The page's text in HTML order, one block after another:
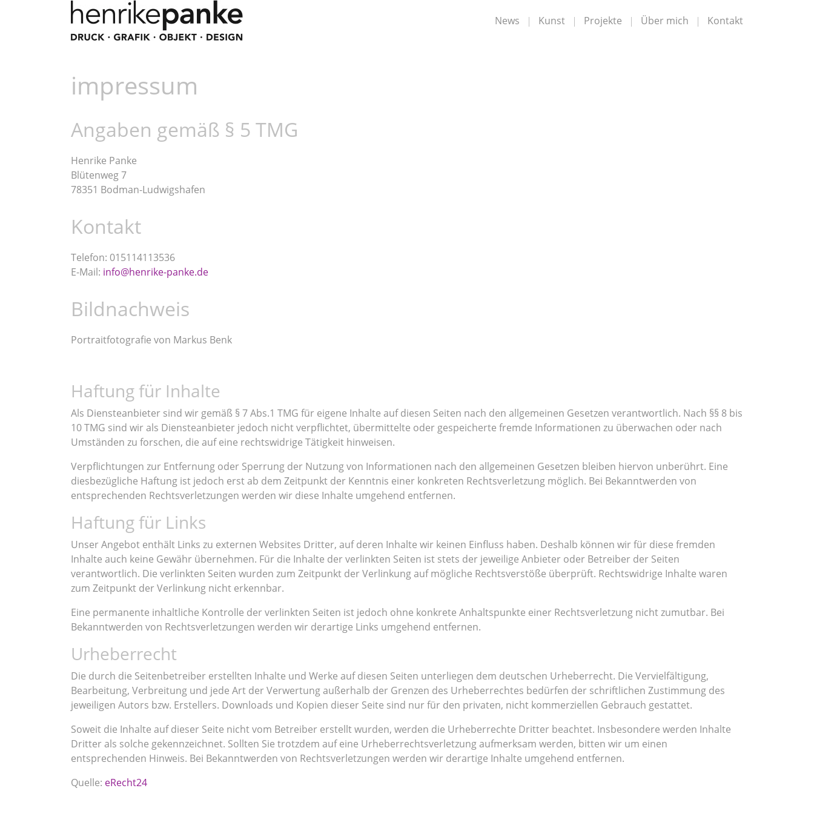
News Kunst Projekte Über mich Kontakt
impressum
Angaben gemäß § 5 TMG
Henrike Panke
Blütenweg 7
78351 Bodman-Ludwigshafen
Kontakt
Telefon: 015114113536
E-Mail: info@henrike-panke.de
Bildnachweis
Portraitfotografie von Markus Benk
Haftung für Inhalte
Als Diensteanbieter sind wir gemäß § 7 Abs.1 TMG für eigene Inhalte auf diesen Seiten nach den allgemeinen Gesetzen verantwortlich. Nach §§ 8 bis
10 TMG sind wir als Diensteanbieter jedoch nicht verpflichtet, übermittelte oder gespeicherte fremde Informationen zu überwachen oder nach
Umständen zu forschen, die auf eine rechtswidrige Tätigkeit hinweisen.
Verpflichtungen zur Entfernung oder Sperrung der Nutzung von Informationen nach den allgemeinen Gesetzen bleiben hiervon unberührt. Eine
diesbezügliche Haftung ist jedoch erst ab dem Zeitpunkt der Kenntnis einer konkreten Rechtsverletzung möglich. Bei Bekanntwerden von
entsprechenden Rechtsverletzungen werden wir diese Inhalte umgehend entfernen.
Haftung für Links
Unser Angebot enthält Links zu externen Websites Dritter, auf deren Inhalte wir keinen Einfluss haben. Deshalb können wir für diese fremden
Inhalte auch keine Gewähr übernehmen. Für die Inhalte der verlinkten Seiten ist stets der jeweilige Anbieter oder Betreiber der Seiten
verantwortlich. Die verlinkten Seiten wurden zum Zeitpunkt der Verlinkung auf mögliche Rechtsverstöße überprüft. Rechtswidrige Inhalte waren
zum Zeitpunkt der Verlinkung nicht erkennbar.
Eine permanente inhaltliche Kontrolle der verlinkten Seiten ist jedoch ohne konkrete Anhaltspunkte einer Rechtsverletzung nicht zumutbar. Bei
Bekanntwerden von Rechtsverletzungen werden wir derartige Links umgehend entfernen.
Urheberrecht
Die durch die Seitenbetreiber erstellten Inhalte und Werke auf diesen Seiten unterliegen dem deutschen Urheberrecht. Die Vervielfältigung,
Bearbeitung, Verbreitung und jede Art der Verwertung außerhalb der Grenzen des Urheberrechtes bedürfen der schriftlichen Zustimmung des
jeweiligen Autors bzw. Erstellers. Downloads und Kopien dieser Seite sind nur für den privaten, nicht kommerziellen Gebrauch gestattet.
Soweit die Inhalte auf dieser Seite nicht vom Betreiber erstellt wurden, werden die Urheberrechte Dritter beachtet. Insbesondere werden Inhalte
Dritter als solche gekennzeichnet. Sollten Sie trotzdem auf eine Urheberrechtsverletzung aufmerksam werden, bitten wir um einen
entsprechenden Hinweis. Bei Bekanntwerden von Rechtsverletzungen werden wir derartige Inhalte umgehend entfernen.
Quelle: eRecht24